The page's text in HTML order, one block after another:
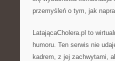
przemyśleń o tym, jak
LatającaCholera.pl to
humoru. Ten serwis nie
kadrem, z jej zachwytami,